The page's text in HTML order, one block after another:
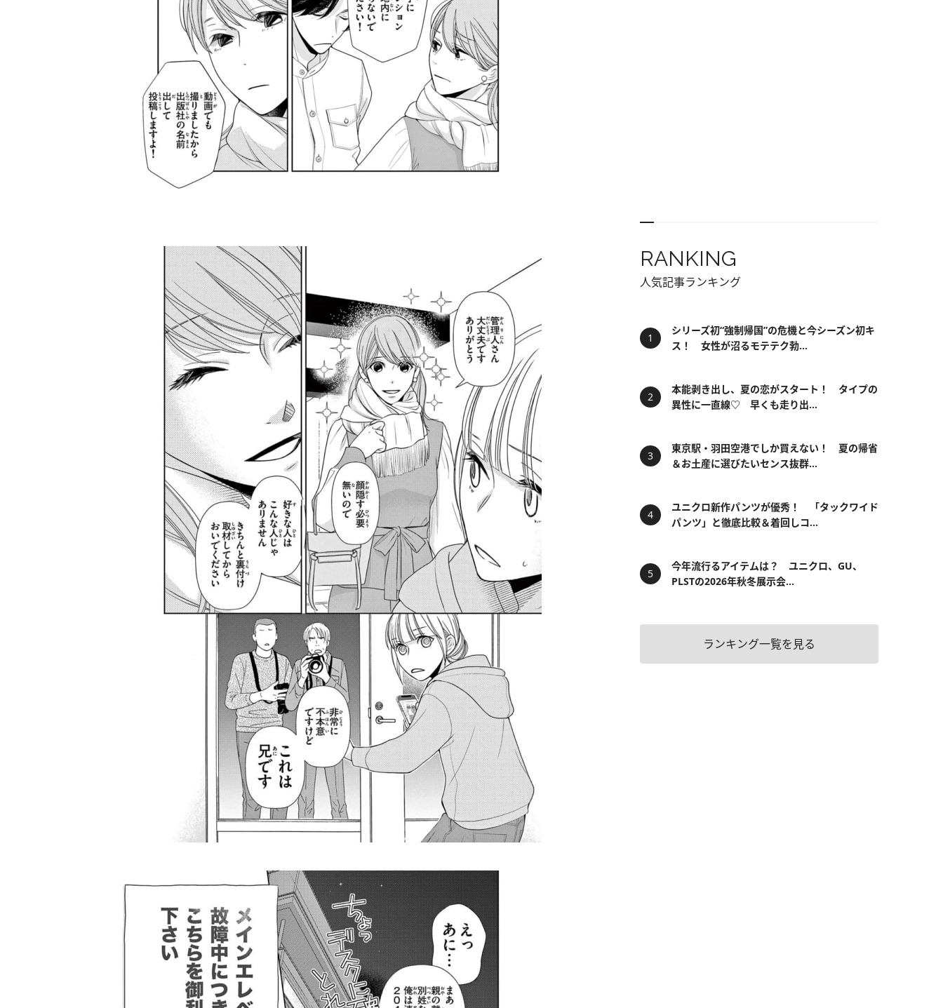
RANKING
人気記事ランキング
シリーズ初“強制帰国”の危機と今シーズン初キ
ス！ 女性が沼るモテテク勃...
本能剥き出し、夏の恋がスタート！ タイプの
異性に一直線♡ 早くも走り出...
東京駅・羽田空港でしか買えない！ 夏の帰省
＆お土産に選びたいセンス抜群...
ユニクロ新作パンツが優秀！ 「タックワイド
パンツ」と徹底比較＆着回しコ...
今年流行るアイテムは？ ユニクロ、GU、
PLSTの2026年秋冬展示会...
ランキング一覧を見る